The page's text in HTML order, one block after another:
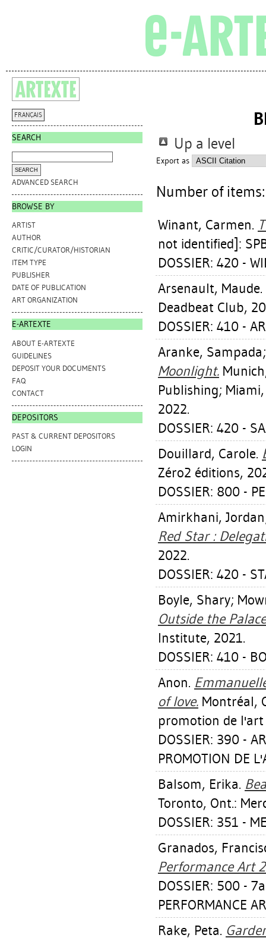
FRANÇAIS
SEARCH
ADVANCED SEARCH
BROWSE BY
ARTIST
AUTHOR
CRITIC/CURATOR/HISTORIAN
ITEM TYPE
PUBLISHER
DATE OF PUBLICATION
ART ORGANIZATION
E-ARTEXTE
ABOUT E-ARTEXTE
GUIDELINES
DEPOSIT YOUR DOCUMENTS
FAQ
CONTACT
DEPOSITORS
PAST & CURRENT DEPOSITORS
LOGIN
Up a level
Export as
Number of
Winant, Carmen.
not identified]:
DOSSIER: 420 -
Arsenault, Maude.
Deadbeat Club,
DOSSIER: 410 -
Aranke, Sampada
Moonlight.
Publishing;
2022.
DOSSIER: 420 -
Douillard, Carole.
Zéro2 éditions,
DOSSIER: 800 -
Amirkhani, Jordan
Red Star :
2022.
DOSSIER: 420 -
Boyle, Shary;
Outside the
Institute, 2021.
DOSSIER: 410 -
Anon.
of love. Montréal,
promotion de
DOSSIER: 390 -
PROMOTION DE
Balsom, Erika.
Toronto, Ont.:
DOSSIER: 351 -
Granados,
Performance Art
DOSSIER: 500 -
PERFORMANCE
Rake, Peta.